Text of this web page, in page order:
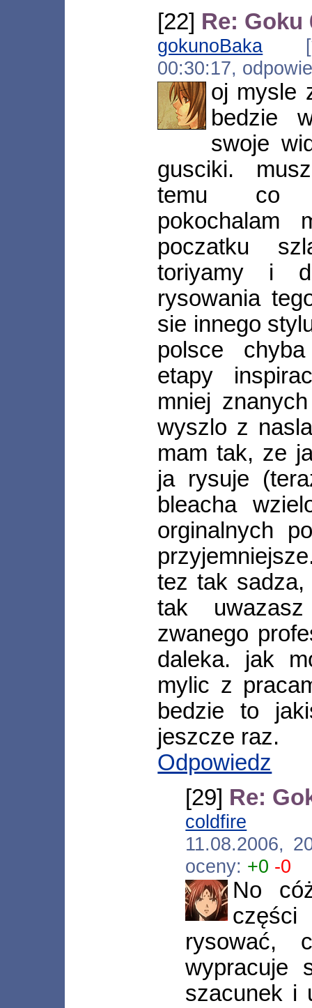
[22] Re: Goku
gokunoBaka
00:30:17,
oj mysle
bedzie
swoje
gusciki.
temu co
pokochalam
poczatku
toriyamy i
rysowania
sie innego
polsce
etapy
mniej
wyszlo z
mam tak, ze
ja rysuje
bleacha
orginalnych
tez tak
tak
zwanego
daleka. jak
mylic z
bedzie to
jeszcze raz.
Odpowiedz
[29] Re:
coldfire
11.08.2006,
oceny: +0 -0
No
rysować,
wypracuje
szacunek i